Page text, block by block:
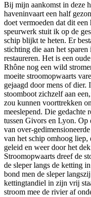
Bij mijn aankomst in deze
haveninvaart een half
doet vermoeden dat dit
speurwerk stuit ik op de
schip blijkt te heten. Er
stichting die aan het
restaureren. Het is een
Rhône nog een wild
moeite stroomopwaarts
gejaagd door mens of dier.
stoomboot zichzelf aan
zou kunnen voorttrekken
meeslepend. Die gedachte
tussen Givors en Lyon. Op
van over-
van het schip omhoog
geleid en weer door het
Stroomopwaarts dreef de
de sleper langs de ketting
bond men de sleper
kettingtandiel in zijn vrij
stroom mee de rivier af